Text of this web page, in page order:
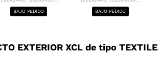
BAJO PEDIDO BAJO PEDIDO
EXTERIOR XCL de tipo TEXTILE